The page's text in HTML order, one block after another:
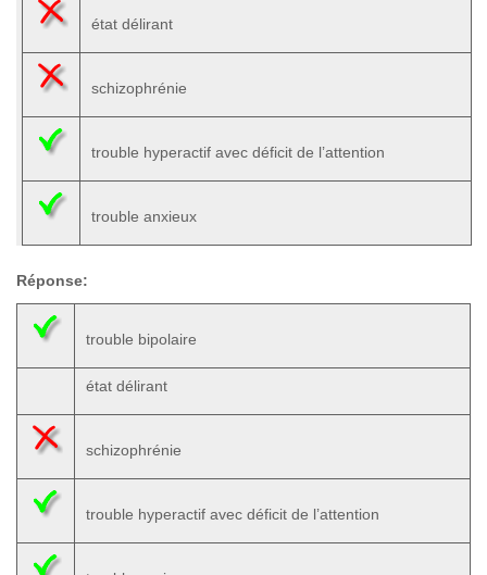
état délirant
schizophrénie
trouble hyperactif avec déficit de l’attention
trouble anxieux
Réponse:
trouble bipolaire
état délirant
schizophrénie
trouble hyperactif avec déficit de l’attention